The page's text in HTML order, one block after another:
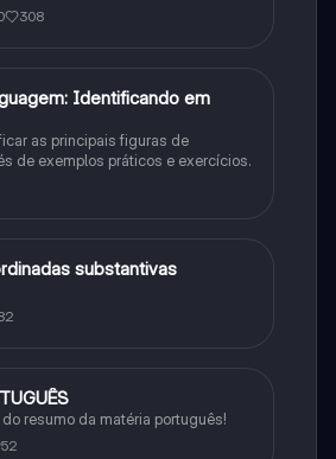
308
Identificando em
as principais figuras de
de exemplos práticos e exercícios.
substantivas
resumo da matéria português!
52